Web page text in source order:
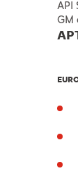
API
GM